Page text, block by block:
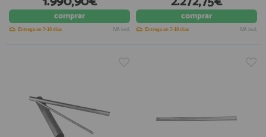
comprar
Entrega en 7-10 días IVA incl.
comprar
Entrega en 7-10 días IVA incl.